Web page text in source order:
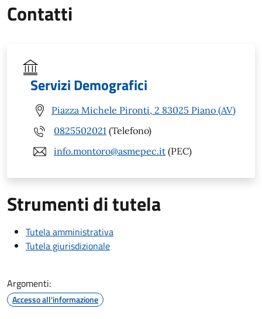
Contatti
Servizi Demografici
Piazza Michele Pironti, 2 83025 Piano (AV)
0825502021 (Telefono)
info.montoro@asmepec.it (PEC)
Strumenti di tutela
Tutela amministrativa
Tutela giurisdizionale
Argomenti:
Accesso all'informazione